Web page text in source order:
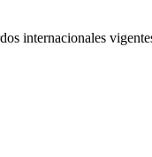
internacionales